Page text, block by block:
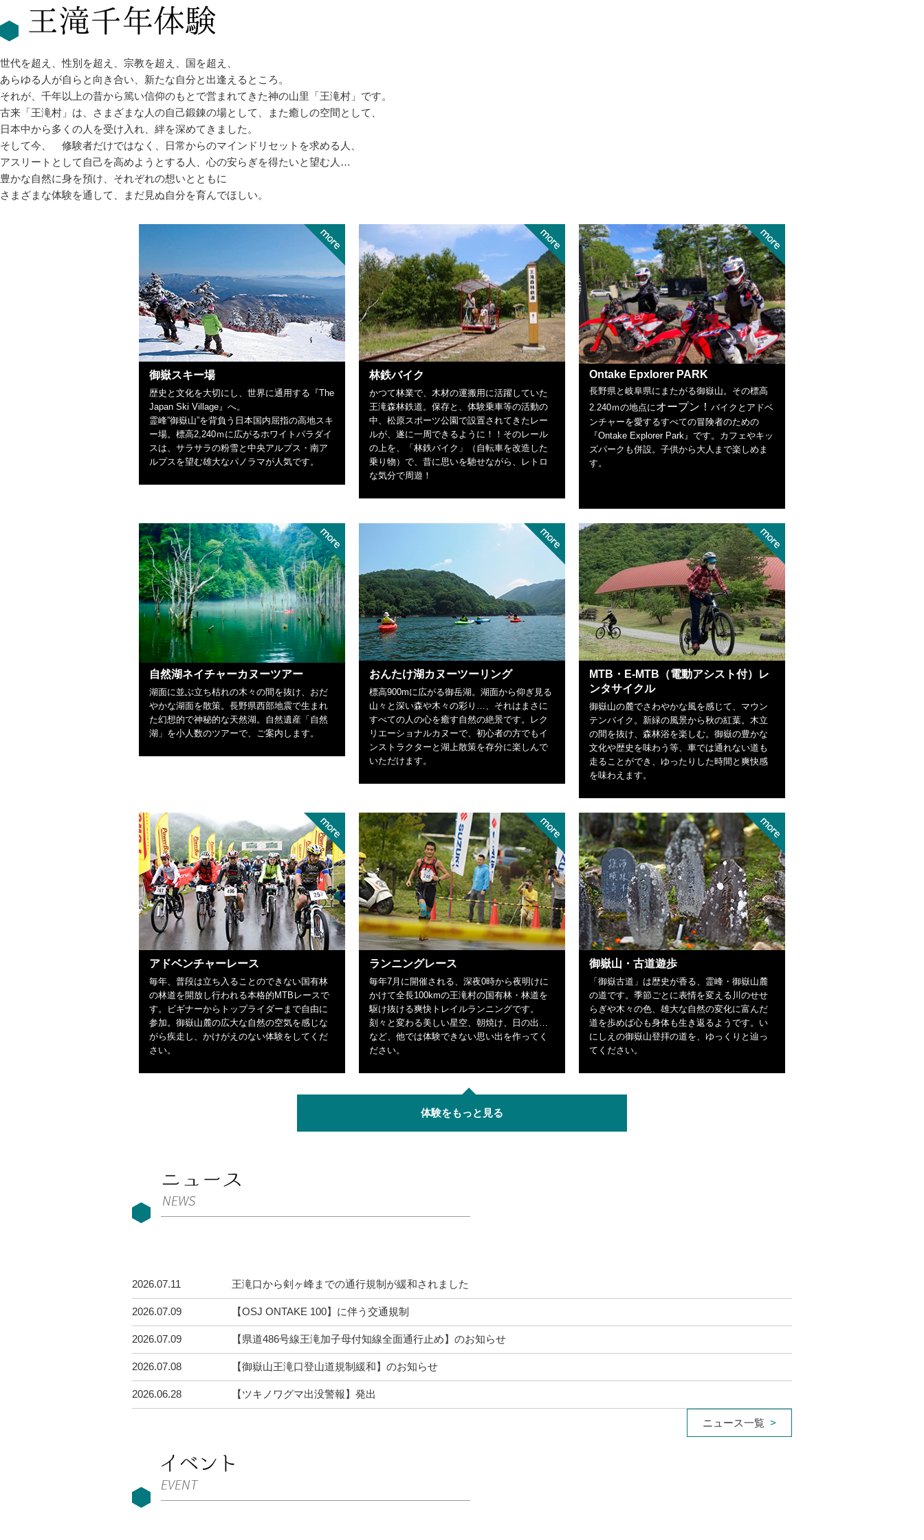
世代を超え、性別を超え、宗教を超え、国を超え、
あらゆる人が自らと向き合い、新たな自分と出逢えるところ。
それが、千年以上の昔から篤い信仰のもとで営まれてきた神の山里「王滝村」です。
古来「王滝村」は、さまざまな人の自己鍛錬の場として、また癒しの空間として、
日本中から多くの人を受け入れ、絆を深めてきました。
そして今、 修験者だけではなく、日常からのマインドリセットを求める人、
アスリートとして自己を高めようとする人、心の安らぎを得たいと望む人…
豊かな自然に身を預け、それぞれの想いとともに
さまざまな体験を通して、まだ見ぬ自分を育んでほしい。
御嶽スキー場
歴史と文化を大切にし、世界に通用する『The
Japan Ski Village』へ。
霊峰”御嶽山”を背負う日本国内屈指の高地スキ
ー場。標高2,240ｍに広がるホワイトパラダイ
スは、サラサラの粉雪と中央アルプス・南ア
ルプスを望む雄大なパノラマが人気です。
林鉄バイク
かつて林業で、木材の運搬用に活躍していた
王滝森林鉄道。保存と、体験乗車等の活動の
中、松原スポーツ公園で設置されてきたレー
ルが、遂に一周できるように！！そのレール
の上を、「林鉄バイク」（自転車を改造した
乗り物）で、昔に思いを馳せながら、レトロ
な気分で周遊！
Ontake Epxlorer PARK
長野県と岐阜県にまたがる御嶽山。その標高
2.240ｍの地点にオープン！ バイクとアドベ
ンチャーを愛するすべての冒険者のための
『Ontake Explorer Park』です。カフェやキッ
ズパークも併設。子供から大人まで楽しめま
す。
自然湖ネイチャーカヌーツアー
湖面に並ぶ立ち枯れの木々の間を抜け、おだ
やかな湖面を散策。長野県西部地震で生まれ
た幻想的で神秘的な天然湖。自然遺産「自然
湖」を小人数のツアーで、ご案内します。
おんたけ湖カヌーツーリング
標高900mに広がる御岳湖。湖面から仰ぎ見る
山々と深い森や木々の彩り…、それはまさに
すべての人の心を癒す自然の絶景です。レク
リエーショナルカヌーで、初心者の方でもイ
ンストラクターと湖上散策を存分に楽しんで
いただけます。
MTB・E-MTB（電動アシスト付）レ
ンタサイクル
御嶽山の麓でさわやかな風を感じて、マウン
テンバイク。新緑の風景から秋の紅葉。木立
の間を抜け、森林浴を楽しむ。御嶽の豊かな
文化や歴史を味わう等、車では通れない道も
走ることができ、ゆったりした時間と爽快感
を味わえます。
アドベンチャーレース
毎年、普段は立ち入ることのできない国有林
の林道を開放し行われる本格的MTBレースで
す。ビギナーからトップライダーまで自由に
参加。御嶽山麓の広大な自然の空気を感じな
がら疾走し、かけがえのない体験をしてくだ
さい。
ランニングレース
毎年7月に開催される、深夜0時から夜明けに
かけて全長100kmの王滝村の国有林・林道を
駆け抜ける爽快トレイルランニングです。
刻々と変わる美しい星空、朝焼け、日の出…
など、他では体験できない思い出を作ってく
ださい。
御嶽山・古道遊歩
「御嶽古道」は歴史が香る、霊峰・御嶽山麓
の道です。季節ごとに表情を変える川のせせ
らぎや木々の色、雄大な自然の変化に富んだ
道を歩めば心も身体も生き返るようです。い
にしえの御嶽山登拝の道を、ゆっくりと辿っ
てください。
体験をもっと見る
2026.07.11 王滝口から剣ヶ峰までの通行規制が緩和されました
2026.07.09 【OSJ ONTAKE 100】に伴う交通規制
2026.07.09 【県道486号線王滝加子母付知線全面通行止め】のお知らせ
2026.07.08 【御嶽山王滝口登山道規制緩和】のお知らせ
2026.06.28 【ツキノワグマ出没警報】発出
ニュース一覧